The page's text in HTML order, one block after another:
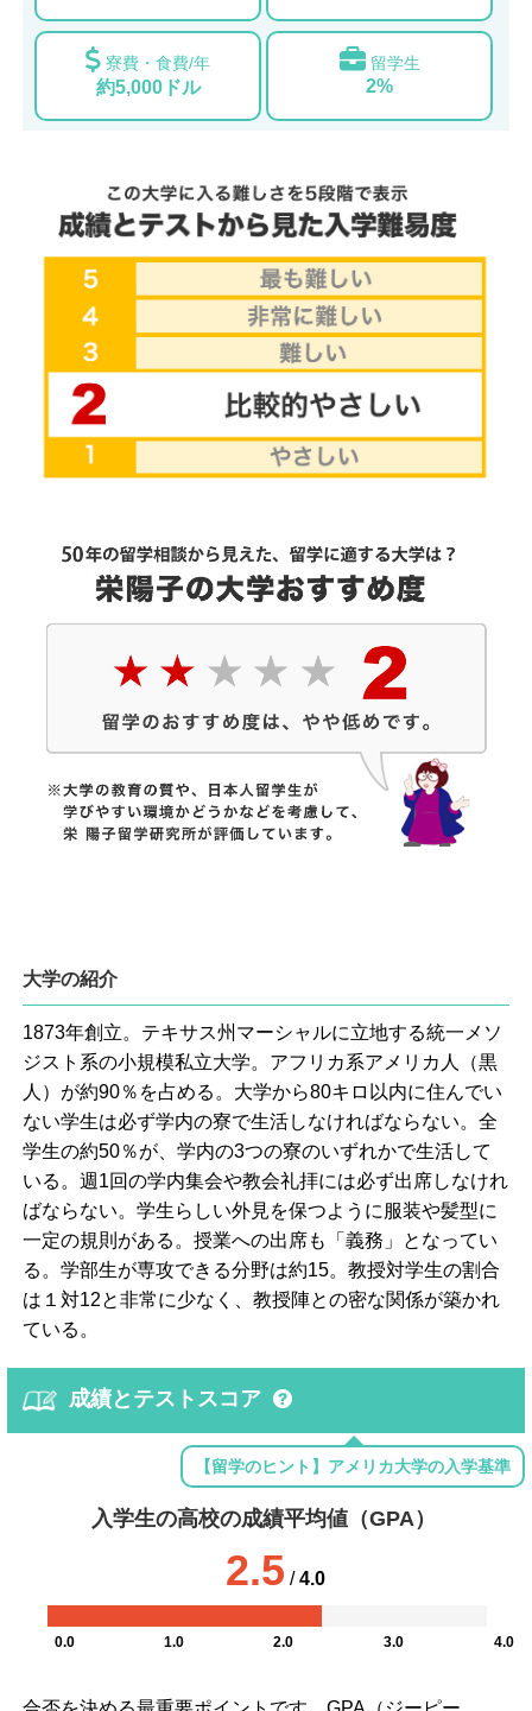
寮費・食費/年
約5,000ドル
留学生
2%
大学の紹介
1873年創立。テキサス州マーシャルに立地する統一メソ
ジスト系の小規模私立大学。アフリカ系アメリカ人（黒
人）が約90％を占める。大学から80キロ以内に住んでい
ない学生は必ず学内の寮で生活しなければならない。全
学生の約50％が、学内の3つの寮のいずれかで生活して
いる。週1回の学内集会や教会礼拝には必ず出席しなけれ
ばならない。学生らしい外見を保つように服装や髪型に
一定の規則がある。授業への出席も「義務」となってい
る。学部生が専攻できる分野は約15。教授対学生の割合
は１対12と非常に少なく、教授陣との密な関係が築かれ
ている。
成績とテストスコア
【留学のヒント】アメリカ大学の入学基準
入学生の高校の成績平均値（GPA）
2.5 /4.0
0.0 1.0 2.0 3.0 4.0